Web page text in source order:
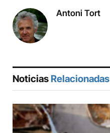
Antoni Tort
Noticias Relacionadas